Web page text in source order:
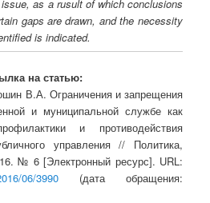
as a rusult of which conclusions
gaps are drawn, and the necessity
is indicated.
на статью:
В.А. Ограничения и запрещения
и муниципальной службе как
и противодействия
управления // Политика,
№ 6 [Электронный ресурс]. URL:
06/3990 (дата обращения: